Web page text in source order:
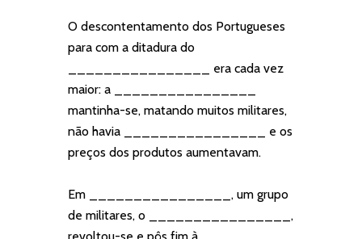
O descontentamento dos Portugueses
para com a ditadura do
________________ era cada vez
maior: a ________________
mantinha-se, matando muitos militares,
não havia ________________ e os
preços dos produtos aumentavam.
Em ________________, um grupo
de militares, o ________________,